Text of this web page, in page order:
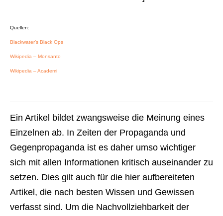
Quellen:
Blackwater’s Black Ops
Wikipedia – Monsanto
Wikipedia – Academi
Ein Artikel bildet zwangsweise die Meinung eines
Einzelnen ab. In Zeiten der Propaganda und
Gegenpropaganda ist es daher umso wichtiger
sich mit allen Informationen kritisch auseinander zu
setzen. Dies gilt auch für die hier aufbereiteten
Artikel, die nach besten Wissen und Gewissen
verfasst sind. Um die Nachvollziehbarkeit der